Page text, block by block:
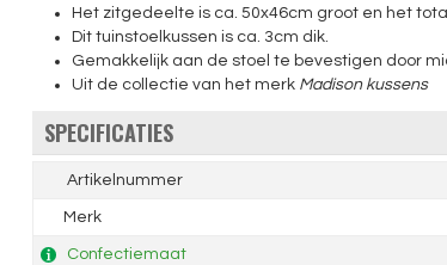
Het zitgedeelte is ca. 50x46cm groot en het
Dit tuinstoelkussen is ca. 3cm dik.
Gemakkelijk aan de stoel te bevestigen door
Uit de collectie van het merk Madison kussens
SPECIFICATIES
Artikelnummer
Merk
Confectiemaat